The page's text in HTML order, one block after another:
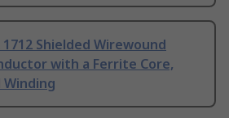
Shielded Wirewound
with a Ferrite Core,
Winding